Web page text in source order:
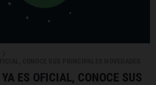
ES OFICIAL, CONOCE SUS